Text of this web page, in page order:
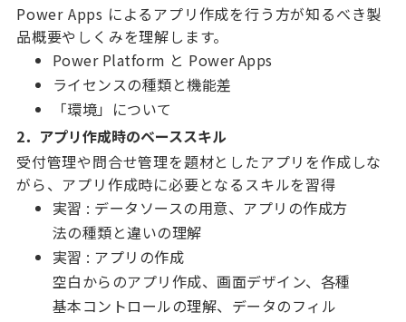
Power Apps によるアプリ作成を行う方が知るべき製
品概要やしくみを理解します。
Power Platform と Power Apps
ライセンスの種類と機能差
「環境」について
2． アプリ作成時のベーススキル
受付管理や問合せ管理を題材としたアプリを作成しな
がら、アプリ作成時に必要となるスキルを習得
実習 : データソースの用意、アプリの作成方
法の種類と違いの理解
実習 : アプリの作成
空白からのアプリ作成、画面デザイン、各種
基本コントロールの理解、データのフィル